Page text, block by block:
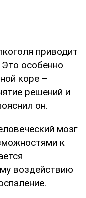
приводит
особенно
коре –
решений и
он.
мозг
к
воздействию